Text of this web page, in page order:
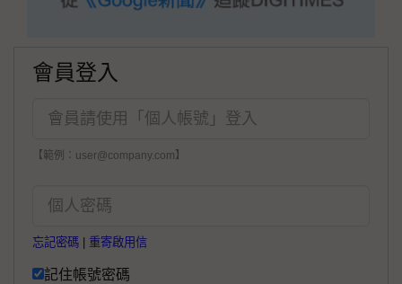
會員登入
【範例：user@company.com】
忘記密碼 重寄啟用信
記住帳號密碼